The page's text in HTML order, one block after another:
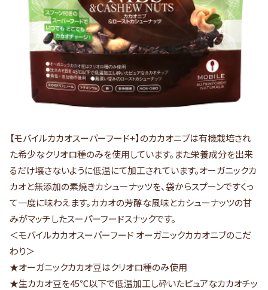
【モバイルカカオスーパーフード+】のカカオニブは有機栽培され
た希少なクリオロ種のみを使用しています。また栄養成分を出来
るだけ壊さないように低温にて加工されています。オーガニックカ
カオと無添加の素焼きカシューナッツを、袋からスプーンですくっ
て一度に味わえます。カカオの芳醇な風味とカシューナッツの甘
みがマッチしたスーパーフードスナックです。
＜モバイルカカオスーパーフード オーガニックカカオニブのこだ
わり＞
★オーガニックカカオ豆はクリオロ種のみ使用
★生カカオ豆を45℃以下で低温加工し砕いたピュアなカカオチッ